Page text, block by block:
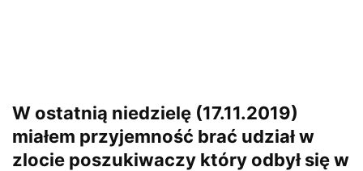
W ostatnią niedzielę (17.11.2019)
miałem przyjemność brać udział w
zlocie poszukiwaczy który odbył się w